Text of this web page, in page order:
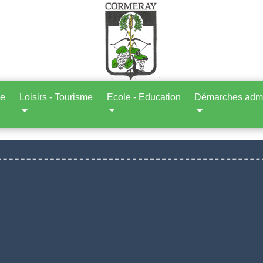
Loisirs - Tourisme Ecole - Education Démarches